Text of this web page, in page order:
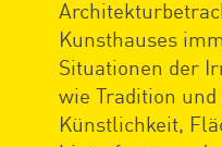
Kunsthauses
Situationen der
wie Tradition
Künstlichkeit,